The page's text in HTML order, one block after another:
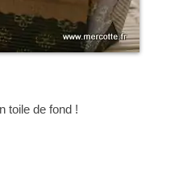
toile de fond !